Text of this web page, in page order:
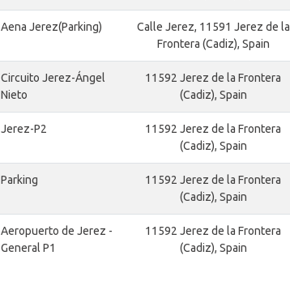
Aena Jerez(Parking)
Calle Jerez, 11591 Jerez de la
Frontera (Cadiz), Spain
Circuito Jerez-Ángel
Nieto
11592 Jerez de la Frontera
(Cadiz), Spain
Jerez-P2
11592 Jerez de la Frontera
(Cadiz), Spain
Parking
11592 Jerez de la Frontera
(Cadiz), Spain
Aeropuerto de Jerez -
General P1
11592 Jerez de la Frontera
(Cadiz), Spain